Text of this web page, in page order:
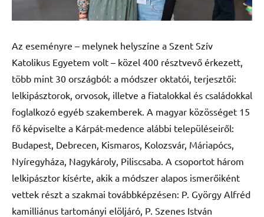
Az eseményre – melynek helyszíne a Szent Szív
Katolikus Egyetem volt – közel 400 résztvevő érkezett,
több mint 30 országból: a módszer oktatói, terjesztői:
lelkipásztorok, orvosok, illetve a fiatalokkal és családokkal
foglalkozó egyéb szakemberek. A magyar közösséget 15
fő képviselte a Kárpát-medence alábbi településeiről:
Budapest, Debrecen, Kismaros, Kolozsvár, Máriapócs,
Nyíregyháza, Nagykároly, Piliscsaba. A csoportot három
lelkipásztor kísérte, akik a módszer alapos ismerőiként
vettek részt a szakmai továbbképzésen: P. György Alfréd
kamilliánus tartományi elöljáró, P. Szenes István